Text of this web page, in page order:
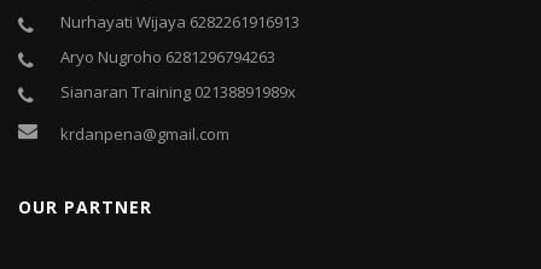
Nurhayati Wijaya 6282261916913
Aryo Nugroho 6281296794263
Sianaran Training 02138891989x
krdanpena@gmail.com
OUR PARTNER